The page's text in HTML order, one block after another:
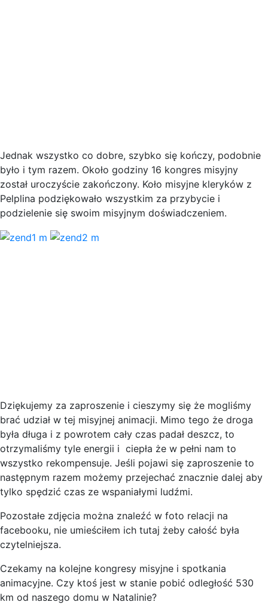
Jednak wszystko co dobre, szybko się kończy, podobnie
było i tym razem. Około godziny 16 kongres misyjny
został uroczyście zakończony. Koło misyjne kleryków z
Pelplina podziękowało wszystkim za przybycie i
podzielenie się swoim misyjnym doświadczeniem.
Dziękujemy za zaproszenie i cieszymy się że mogliśmy
brać udział w tej misyjnej animacji. Mimo tego że droga
była długa i z powrotem cały czas padał deszcz, to
otrzymaliśmy tyle energii i ciepła że w pełni nam to
wszystko rekompensuje. Jeśli pojawi się zaproszenie to
następnym razem możemy przejechać znacznie dalej aby
tylko spędzić czas ze wspaniałymi ludźmi.
Pozostałe zdjęcia można znaleźć w foto relacji na
facebooku, nie umieściłem ich tutaj żeby całość była
czytelniejsza.
Czekamy na kolejne kongresy misyjne i spotkania
animacyjne. Czy ktoś jest w stanie pobić odległość 530
km od naszego domu w Natalinie?